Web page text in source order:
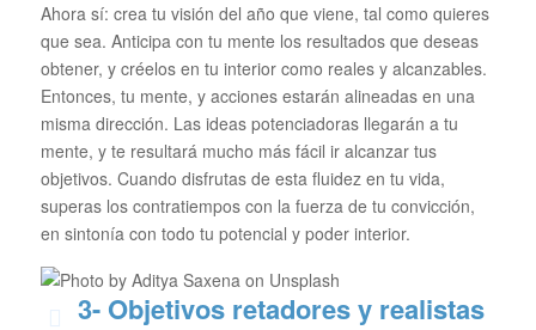
Ahora sí: crea tu visión del año que viene, tal como quieres
que sea. Anticipa con tu mente los resultados que deseas
obtener, y créelos en tu interior como reales y alcanzables.
Entonces, tu mente, y acciones estarán alineadas en una
misma dirección. Las ideas potenciadoras llegarán a tu
mente, y te resultará mucho más fácil ir alcanzar tus
objetivos. Cuando disfrutas de esta fluidez en tu vida,
superas los contratiempos con la fuerza de tu convicción,
en sintonía con todo tu potencial y poder interior.
3- Objetivos retadores y realistas